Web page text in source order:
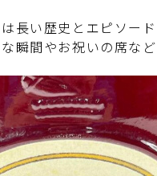
長い歴史とエピソー
瞬間やお祝いの席な